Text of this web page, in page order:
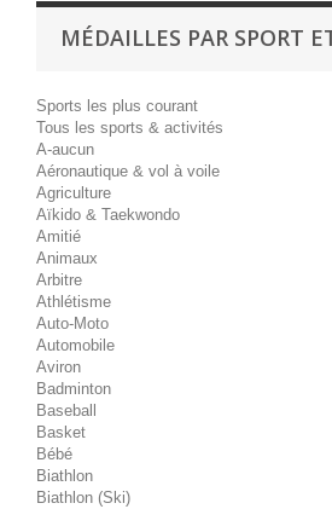
MÉDAILLES PAR SPORT
Sports les plus courant
Tous les sports & activités
A-aucun
Aéronautique & vol à voile
Agriculture
Aïkido & Taekwondo
Amitié
Animaux
Arbitre
Athlétisme
Auto-Moto
Automobile
Aviron
Badminton
Baseball
Basket
Bébé
Biathlon
Biathlon (Ski)